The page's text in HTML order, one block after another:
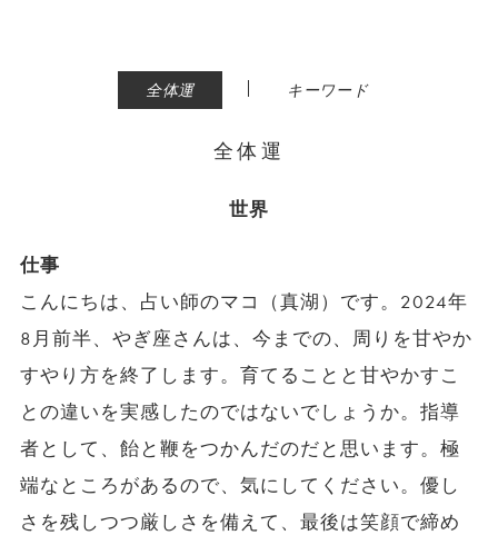
全体運 | キーワード
全体運
世界
仕事
こんにちは、占い師のマコ（真湖）です。2024年
8月前半、やぎ座さんは、今までの、周りを甘やか
すやり方を終了します。育てることと甘やかすこ
との違いを実感したのではないでしょうか。指導
者として、飴と鞭をつかんだのだと思います。極
端なところがあるので、気にしてください。優し
さを残しつつ厳しさを備えて、最後は笑顔で締め